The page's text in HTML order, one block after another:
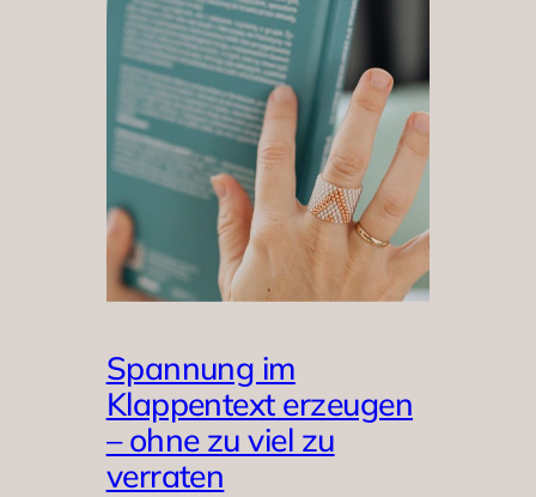
Spannung im
Klappentext erzeugen
– ohne zu viel zu
verraten